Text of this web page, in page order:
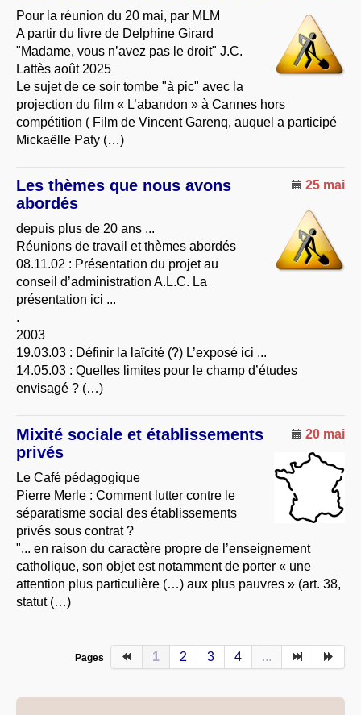
Pour la réunion du 20 mai, par MLM
A partir du livre de Delphine Girard
"Madame, vous n’avez pas le droit" J.C.
Lattès août 2025
Le sujet de ce soir tombe "à pic" avec la
projection du film « L’abandon » à Cannes hors
compétition ( Film de Vincent Garenq, auquel a participé
Mickaëlle Paty (…)
25 mai
Les thèmes que nous avons
abordés
depuis plus de 20 ans ...
Réunions de travail et thèmes abordés
08.11.02 : Présentation du projet au
conseil d’administration A.L.C. La
présentation ici ...
.
2003
19.03.03 : Définir la laïcité (?) L’exposé ici ...
14.05.03 : Quelles limites pour le champ d’études
envisagé ? (…)
20 mai
Mixité sociale et établissements
privés
Le Café pédagogique
Pierre Merle : Comment lutter contre le
séparatisme social des établissements
privés sous contrat ?
"... en raison du caractère propre de l’enseignement
catholique, son objet est notamment de porter « une
attention plus particulière (…) aux plus pauvres » (art. 38,
statut (…)
Pages 1 2 3 4 ...